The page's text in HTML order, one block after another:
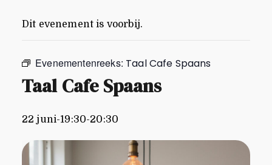
Dit evenement is voorbij.
Evenementenreeks: Taal Cafe Spaans
Taal Cafe Spaans
22 juni-19:30-20:30